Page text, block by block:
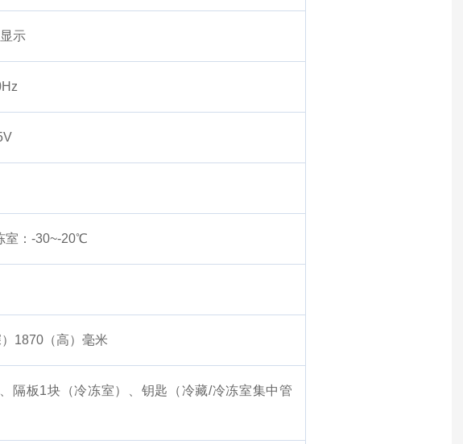
示
室：-30~-20℃
1870（高）毫米
隔板1块（冷冻室）、钥匙（冷藏/冷冻室集中管